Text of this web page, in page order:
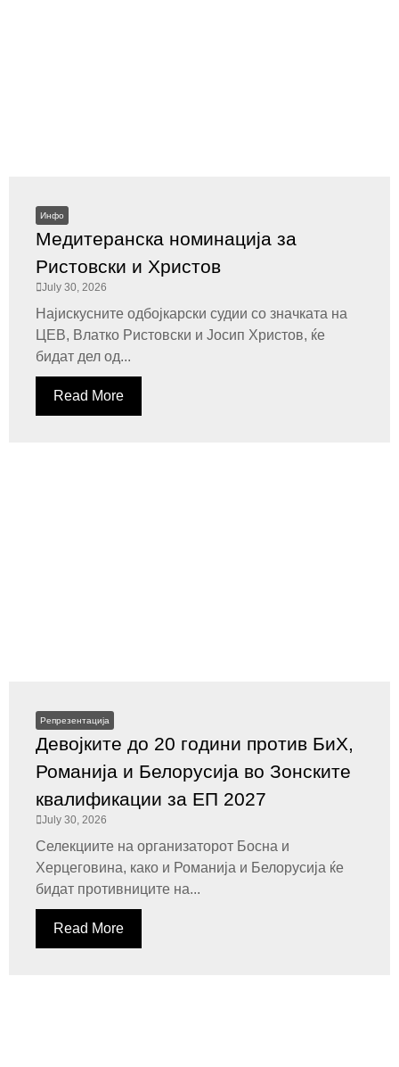
Инфо
Медитеранска номинација за
Ристовски и Христов
July 30, 2026
Најискусните одбојкарски судии со значката на
ЦЕВ, Влатко Ристовски и Јосип Христов, ќе
бидат дел од...
Read More
Репрезентација
Девојките до 20 години против БиХ,
Романија и Белорусија во Зонските
квалификации за ЕП 2027
July 30, 2026
Селекциите на организаторот Босна и
Херцеговина, како и Романија и Белорусија ќе
бидат противниците на...
Read More